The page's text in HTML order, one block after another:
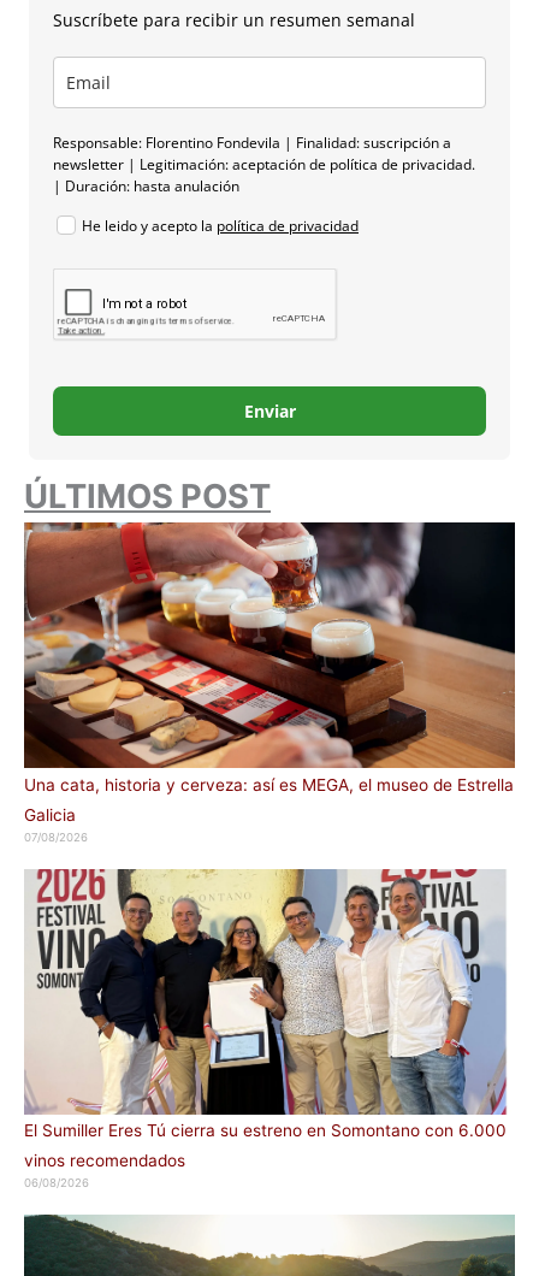
Suscríbete para recibir un resumen semanal
Responsable: Florentino Fondevila | Finalidad: suscripción a
newsletter | Legitimación: aceptación de política de privacidad.
| Duración: hasta anulación
He leido y acepto la política de privacidad
Enviar
ÚLTIMOS POST
Una cata, historia y cerveza: así es MEGA, el museo de Estrella
Galicia
07/08/2026
El Sumiller Eres Tú cierra su estreno en Somontano con 6.000
vinos recomendados
06/08/2026